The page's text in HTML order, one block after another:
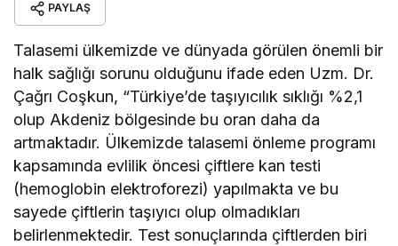
PAYLAŞ
Talasemi ülkemizde ve dünyada görülen önemli bir
halk sağlığı sorunu olduğunu ifade eden Uzm. Dr.
Çağrı Coşkun, “Türkiye’de taşıyıcılık sıklığı %2,1
olup Akdeniz bölgesinde bu oran daha da
artmaktadır. Ülkemizde talasemi önleme programı
kapsamında evlilik öncesi çiftlere kan testi
(hemoglobin elektroforezi) yapılmakta ve bu
sayede çiftlerin taşıyıcı olup olmadıkları
belirlenmektedir. Test sonuçlarında çiftlerden biri